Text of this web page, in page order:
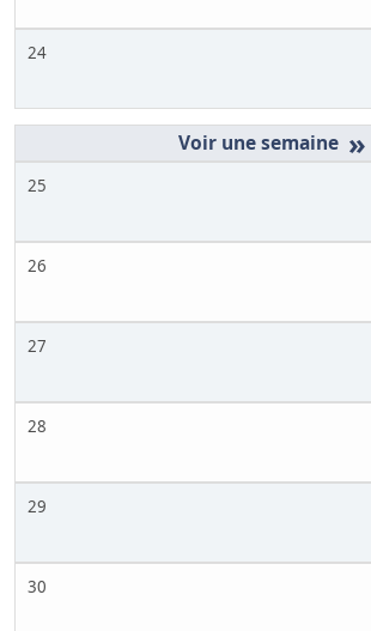
24
»
25
26
27
28
29
30